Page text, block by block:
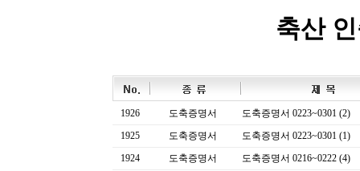
축산
1926 도축증명서
도축증명서 0223~0301 (2)
1925
도축증명서
도축증명서 0223~0301 (1)
1924
도축증명서
도축증명서 0216~0222 (4)